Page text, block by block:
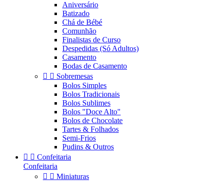
Aniversário
Batizado
Chá de Bébé
Comunhão
Finalistas de Curso
Despedidas (Só Adultos)
Casamento
Bodas de Casamento
  Sobremesas
Bolos Simples
Bolos Tradicionais
Bolos Sublimes
Bolos "Doce Alto"
Bolos de Chocolate
Tartes & Folhados
Semi-Frios
Pudins & Outros
  Confeitaria
Confeitaria
  Miniaturas